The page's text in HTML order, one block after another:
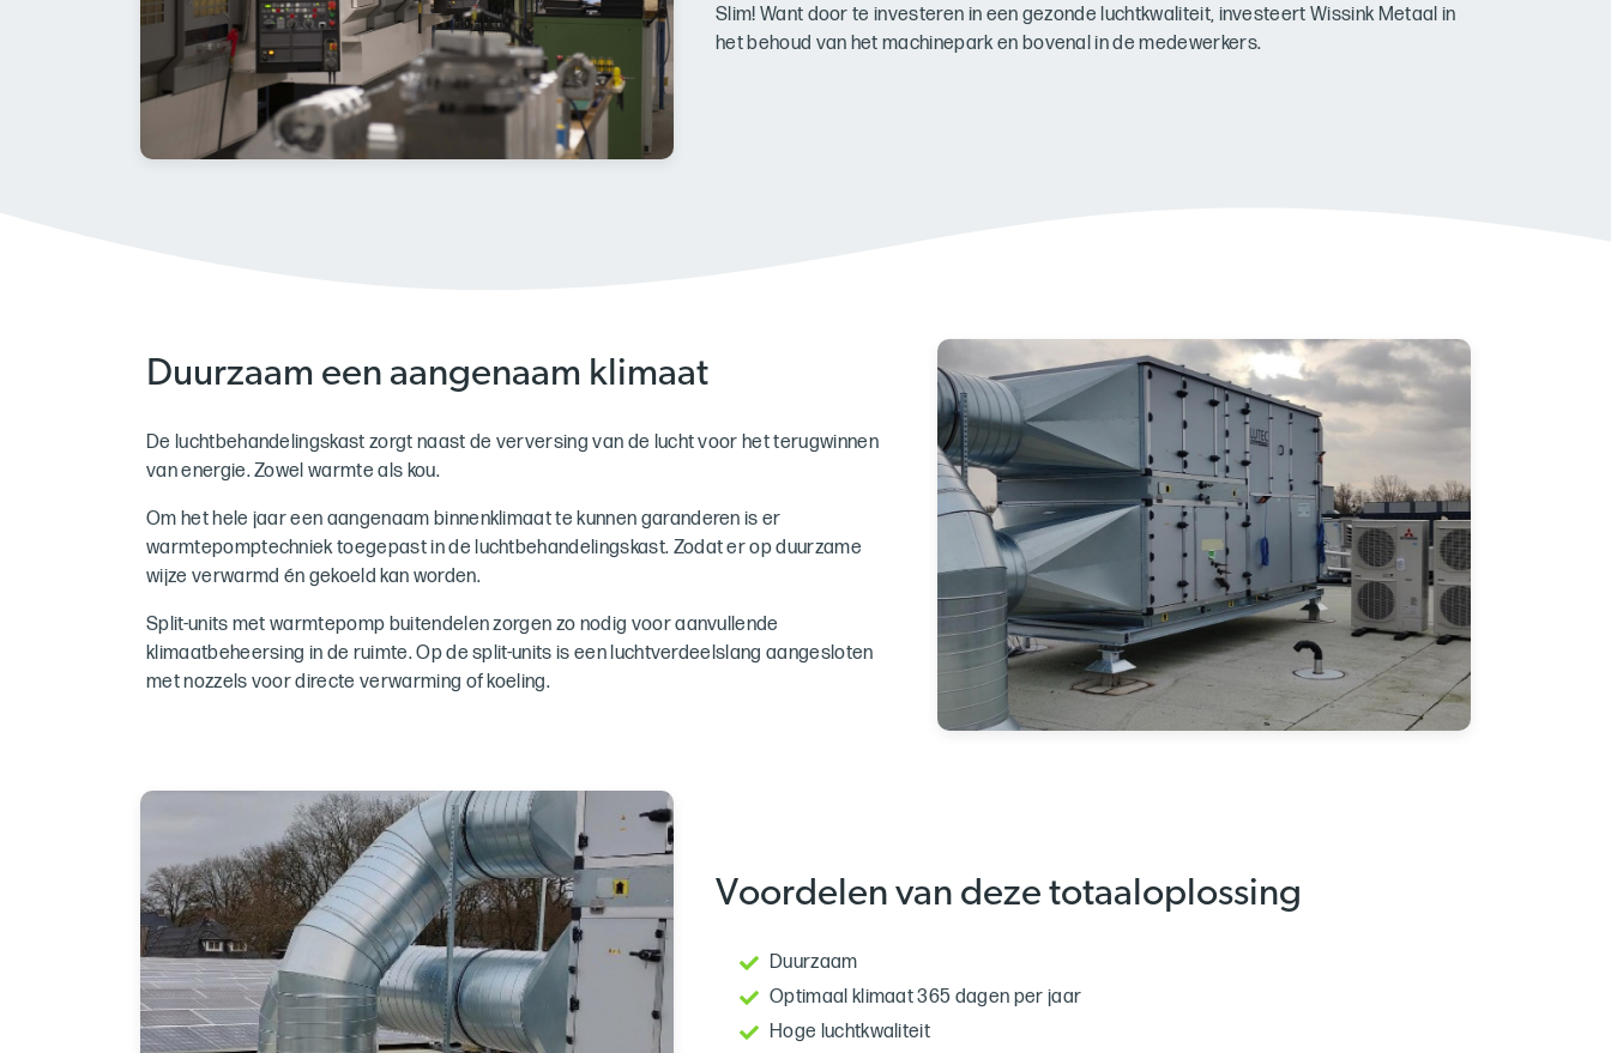
Slim! Want door te investeren in een gezonde luchtkwaliteit, investeert Wissink Metaal in
het behoud van het machinepark en bovenal in de medewerkers.
Duurzaam een aangenaam klimaat
De luchtbehandelingskast zorgt naast de verversing van de lucht voor het terugwinnen
van energie. Zowel warmte als kou.
Om het hele jaar een aangenaam binnenklimaat te kunnen garanderen is er
warmtepomptechniek toegepast in de luchtbehandelingskast. Zodat er op duurzame
wijze verwarmd én gekoeld kan worden.
Split-units met warmtepomp buitendelen zorgen zo nodig voor aanvullende
klimaatbeheersing in de ruimte. Op de split-units is een luchtverdeelslang aangesloten
met nozzels voor directe verwarming of koeling.
Voordelen van deze totaaloplossing
Duurzaam
Optimaal klimaat 365 dagen per jaar
Hoge luchtkwaliteit